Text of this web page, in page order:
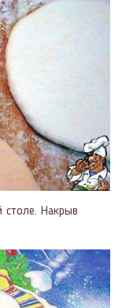
Накрыв